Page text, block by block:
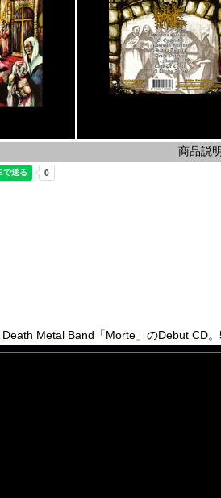
商品説明
Metal Band「Morte」のDebut CD